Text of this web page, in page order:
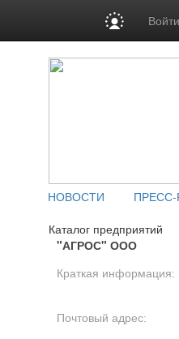
Войти
НОВОСТИ
Каталог предприятий
"АГРОС" ООО
Краткая информация:
Почтовый адрес: